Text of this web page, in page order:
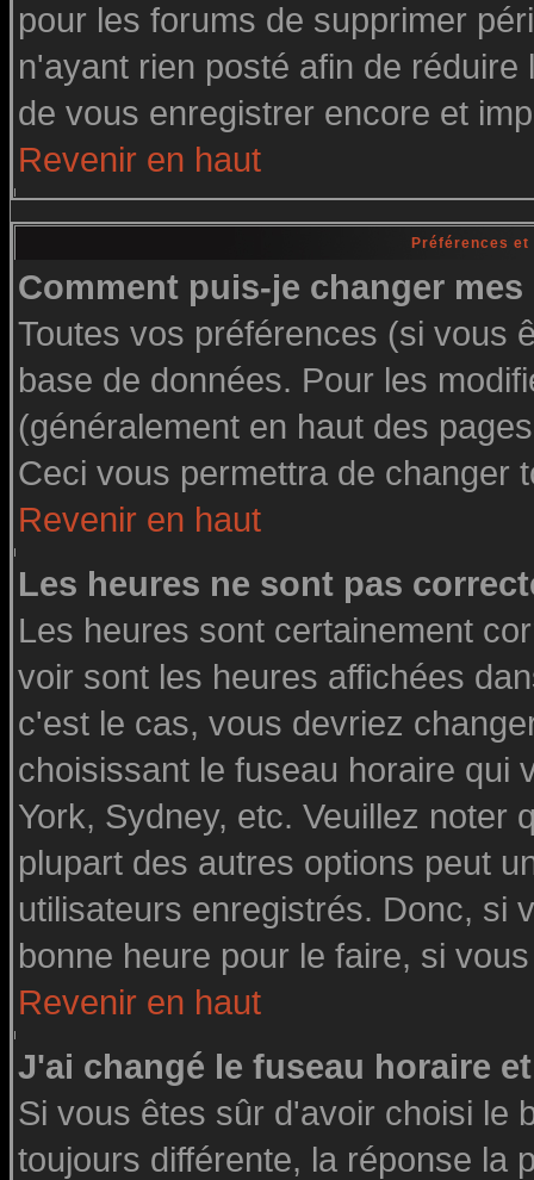
pour les forums de supprimer
n'ayant rien posté afin de
de vous enregistrer encore et
Revenir en haut
Préférences
Comment puis-je changer
Toutes vos préférences (si vous
base de données. Pour les
(généralement en haut des
Ceci vous permettra de changer
Revenir en haut
Les heures ne sont pas
Les heures sont certainement
voir sont les heures affichées
c'est le cas, vous devriez
choisissant le fuseau horaire qui
York, Sydney, etc. Veuillez noter
plupart des autres options peut
utilisateurs enregistrés. Donc, si
bonne heure pour le faire, si
Revenir en haut
J'ai changé le fuseau horaire
Si vous êtes sûr d'avoir choisi le
toujours différente, la réponse la